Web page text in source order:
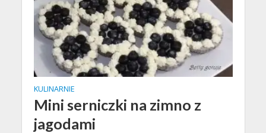
KULINARNIE
Mini serniczki na zimno z
jagodami